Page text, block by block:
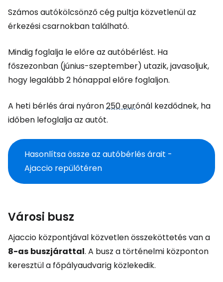
Számos autókölcsönző cég pultja közvetlenül az
érkezési csarnokban található.
Mindig foglalja le előre az autóbérlést. Ha
főszezonban (június-szeptember) utazik, javasoljuk,
hogy legalább 2 hónappal előre foglaljon.
A heti bérlés árai nyáron250 eurónál kezdődnek, ha
időben lefoglalja az autót.
Hasonlítsa össze az autóbérlés árait -
Ajaccio repülőtéren
Városi busz
Ajaccio központjával közvetlen összeköttetés van a
8-as buszjárattal. A busz a történelmi központon
keresztül a főpályaudvarig közlekedik.